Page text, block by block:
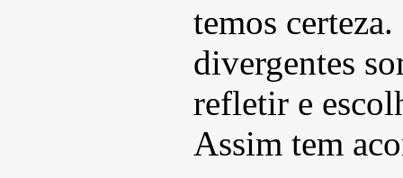
temos
divergentes
refletir e
Assim tem